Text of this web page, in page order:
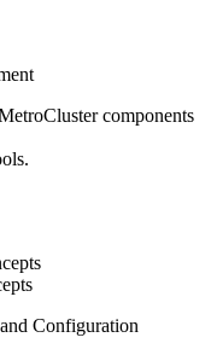
components
Configuration